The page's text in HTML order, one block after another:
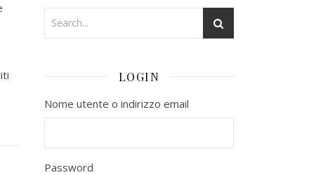
LOGIN
Nome utente o indirizzo email
Password